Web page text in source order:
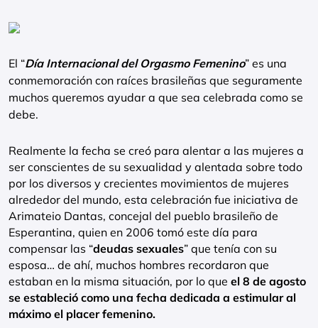
El “Día Internacional del Orgasmo Femenino” es una
conmemoración con raíces brasileñas que seguramente
muchos queremos ayudar a que sea celebrada como se
debe.
Realmente la fecha se creó para alentar a las mujeres a
ser conscientes de su sexualidad y alentada sobre todo
por los diversos y crecientes movimientos de mujeres
alrededor del mundo, esta celebración fue iniciativa de
Arimateio Dantas, concejal del pueblo brasileño de
Esperantina, quien en 2006 tomó este día para
compensar las “deudas sexuales” que tenía con su
esposa… de ahí, muchos hombres recordaron que
estaban en la misma situación, por lo que el 8 de agosto
se estableció como una fecha dedicada a estimular al
máximo el placer femenino.